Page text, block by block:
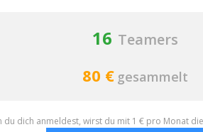
16 Teamers
80 € gesammelt
du dich anmeldest, wirst du mit 1 € pro Monat